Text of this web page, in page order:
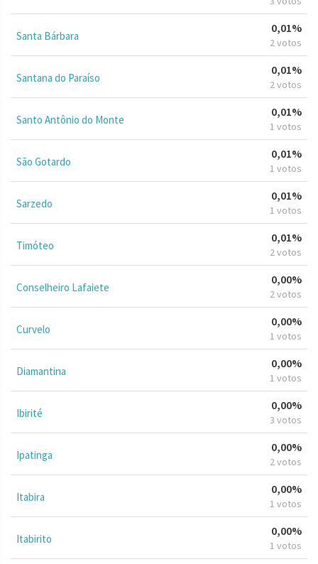
Santa Bárbara
0,01%
2 votos
Santana do Paraíso
0,01%
2 votos
Santo Antônio do Monte
0,01%
1 votos
São Gotardo
0,01%
1 votos
Sarzedo
0,01%
1 votos
Timóteo
0,01%
2 votos
Conselheiro Lafaiete
0,00%
2 votos
Curvelo
0,00%
1 votos
Diamantina
0,00%
1 votos
Ibirité
0,00%
3 votos
Ipatinga
0,00%
2 votos
Itabira
0,00%
1 votos
Itabirito
0,00%
1 votos